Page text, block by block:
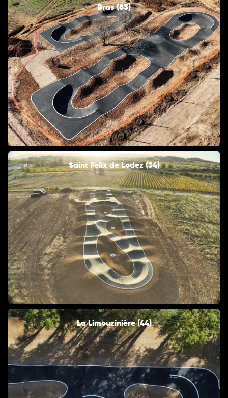
Bras (83)
Saint Felix de Lodez (34)
La Limouzinière (44)